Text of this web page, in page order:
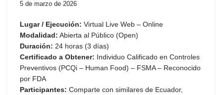
5 de marzo de 2026
Lugar / Ejecución: Virtual Live Web – Online
Modalidad: Abierta al Público (Open)
Duración: 24 horas (3 días)
Certificado a Obtener: Individuo Calificado en Controles
Preventivos (PCQi – Human Food) – FSMA – Reconocido
por FDA
Participantes: Comparte con similares de Ecuador,